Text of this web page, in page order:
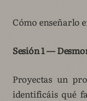
Cómo enseñarlo
Sesión 1 —
Proyectas un
identificáis qué